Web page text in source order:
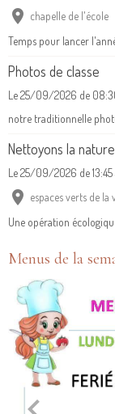
chapelle de l'école
Temps pour lancer
Photos de classe
Le 25/09/2026 de
notre traditionnelle
Nettoyons la nature
Le 25/09/2026 de 13:45
espaces verts de la
Une opération
Menus de la